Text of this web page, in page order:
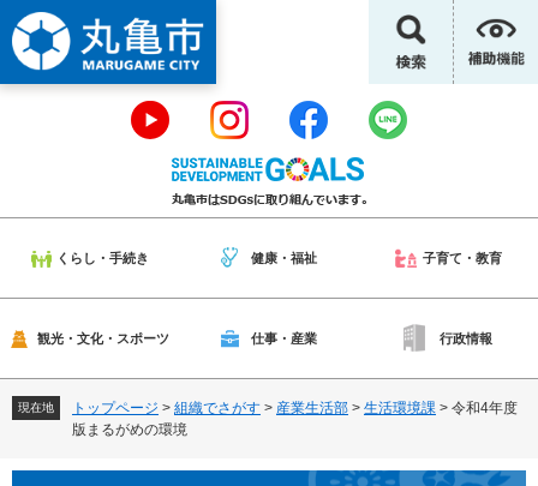
ー
ジ
の
。
ニ
ュ
ー
て
くらし・手続き 健康・福祉 子育て・教育
観光・文化・スポーツ 仕事・産業 行政情報
現在地 トップページ > 組織でさがす > 産業生活部 > 生活環境課 > 令和4年度
版まるがめの環境